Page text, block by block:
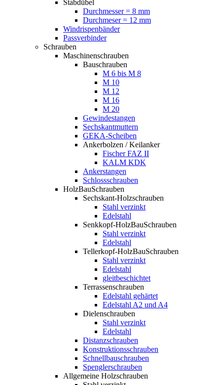
Stabdübel
Durchmesser = 8 mm
Durchmeser = 12 mm
Windrispenbänder
Passverbinder
Schrauben
Maschinenschrauben
Bauschrauben
M 6 bis M 8
M 10
M 12
M 16
M 20
Gewindestangen
Sechskantmuttern
GEKA-Scheiben
Ankerbolzen / Keilanker
Fischer FAZ II
KALM KDK
Ankerstangen
Schlossschrauben
HolzBauSchrauben
Sechskant-Holzschrauben
Stahl verzinkt
Edelstahl
Senkkopf-HolzBauSchrauben
Stahl verzinkt
Edelstahl
Tellerkopf-HolzBauSchrauben
Stahl verzinkt
Edelstahl
gleitbeschichtet
Terrassenschrauben
Edelstahl gehärtet
Edelstahl A2 und A4
Dielenschrauben
Stahl verzinkt
Edelstahl
Distanzschrauben
Konstruktionsschrauben
Schnellbauschrauben
Spenglerschrauben
Allgemeine Holzschrauben